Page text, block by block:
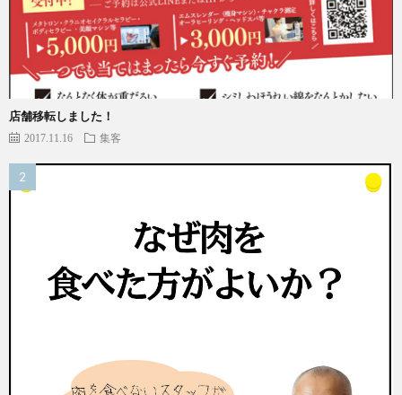
店舗移転しました！
2017.11.16 集客